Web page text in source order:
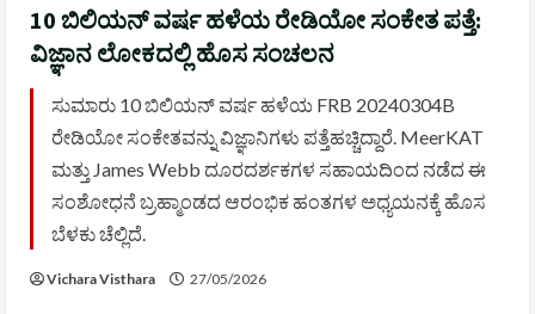
10 ಬಿಲಿಯನ್ ವರ್ಷ ಹಳೆಯ ರೇಡಿಯೋ ಸಂಕೇತ ಪತ್ತೆ:
ವಿಜ್ಞಾನ ಲೋಕದಲ್ಲಿ ಹೊಸ ಸಂಚಲನ
ಸುಮಾರು 10 ಬಿಲಿಯನ್ ವರ್ಷ ಹಳೆಯ FRB 20240304B
ರೇಡಿಯೋ ಸಂಕೇತವನ್ನು ವಿಜ್ಞಾನಿಗಳು ಪತ್ತೆಹಚ್ಚಿದ್ದಾರೆ. MeerKAT
ಮತ್ತು James Webb ದೂರದರ್ಶಕಗಳ ಸಹಾಯದಿಂದ ನಡೆದ ಈ
ಸಂಶೋಧನೆ ಬ್ರಹ್ಮಾಂಡದ ಆರಂಭಿಕ ಹಂತಗಳ ಅಧ್ಯಯನಕ್ಕೆ ಹೊಸ
ಬೆಳಕು ಚೆಲ್ಲಿದೆ.
Vichara Visthara 27/05/2026